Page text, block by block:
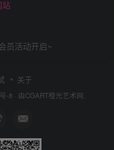
站
员活动开启~
关于
-8 · 由CGART橙光艺术网.